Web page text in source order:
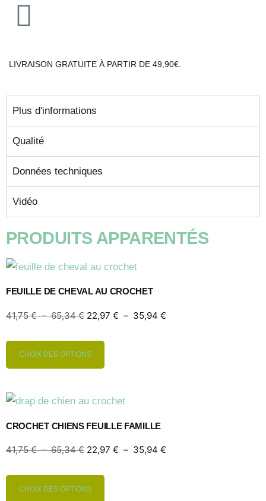
LIVRAISON GRATUITE À PARTIR DE 49,90€.
Plus d'informations
Qualité
Données techniques
Vidéo
PRODUITS APPARENTÉS
FEUILLE DE CHEVAL AU CROCHET
41,75€ – 65,34€ 22,97 € – 35,94 €
CHOIX DES OPTIONS
CROCHET CHIENS FEUILLE FAMILLE
41,75€ – 65,34€ 22,97 € – 35,94 €
CHOIX DES OPTIONS